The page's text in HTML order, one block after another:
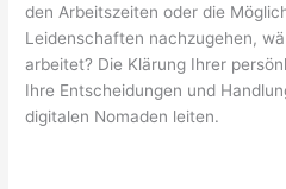
den Arbeitszeiten oder die
Leidenschaften nachzugehen,
arbeitet? Die Klärung Ihrer
Ihre Entscheidungen und
digitalen Nomaden leiten.